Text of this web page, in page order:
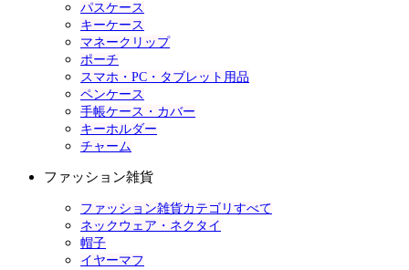
パスケース
キーケース
マネークリップ
ポーチ
スマホ・PC・タブレット用品
ペンケース
手帳ケース・カバー
キーホルダー
チャーム
ファッション雑貨
ファッション雑貨カテゴリすべて
ネックウェア・ネクタイ
帽子
イヤーマフ